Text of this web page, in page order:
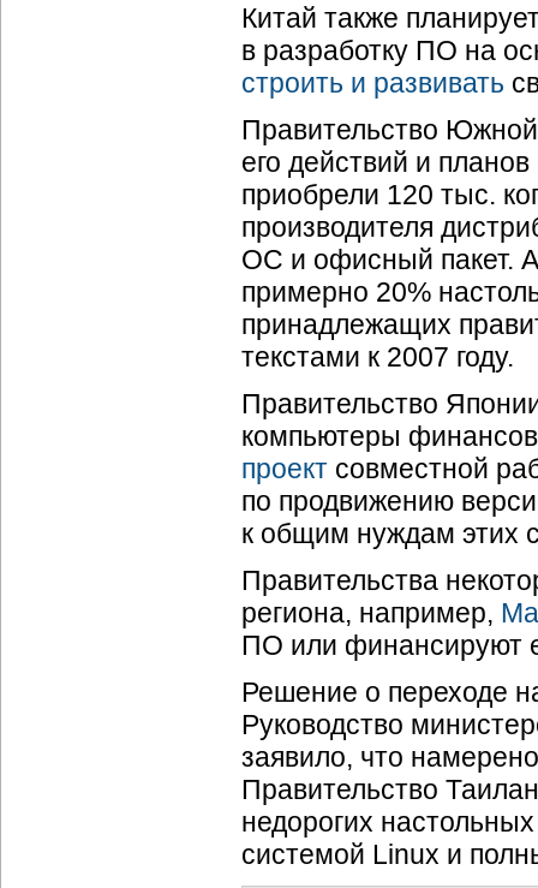
Китай также
в разработку ПО на
строить и развивать
Правительство
его действий и
приобрели 120 тыс.
производителя
ОС и офисный пакет.
примерно 20%
принадлежащих
текстами к 2007 году.
Правительство
компьютеры
проект совместной
по продвижению
к общим нуждам этих
Правительства
региона, например,
ПО или финансируют
Решение о переходе
Руководство
заявило, что
Правительство
недорогих
системой Linux и